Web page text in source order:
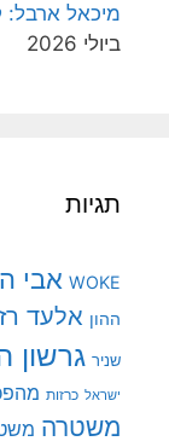
מיכאל ארבל:
ביולי 2026
תגיות
WOKE אבי
ההון אלעד
שניר גרשון
ישראל כרזות
משטרה